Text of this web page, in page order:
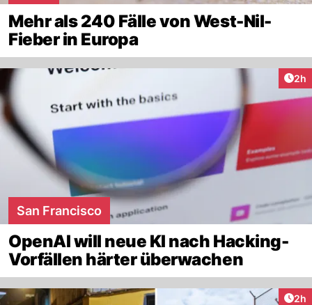
Mehr als 240 Fälle von West-Nil-
Fieber in Europa
2h
San Francisco
OpenAI will neue KI nach Hacking-
Vorfällen härter überwachen
2h